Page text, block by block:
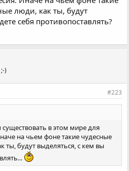
люди, как ты, будут
себя противопоставлять?
)
#223
в этом мире для
на чьем фоне такие чудесные
ты, будут выделяться, с кем вы